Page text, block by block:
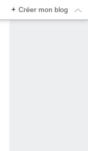
+ Créer mon blog